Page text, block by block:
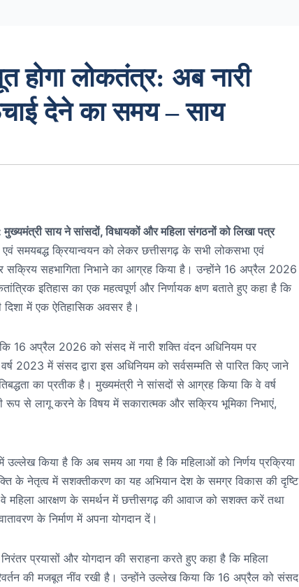
होगा लोकतंत्र: अब नारी
देने का समय – साय
साय ने सांसदों, विधायकों और महिला संगठनों को लिखा पत्र
एवं समयबद्ध क्रियान्वयन को लेकर छत्तीसगढ़ के सभी लोकसभा एवं
सक्रिय सहभागिता निभाने का आग्रह किया है। उन्होंने 16 अप्रैल 2026
इतिहास का एक महत्वपूर्ण और निर्णायक क्षण बताते हुए कहा है कि
में एक ऐतिहासिक अवसर है।
16 अप्रैल 2026 को संसद में नारी शक्ति वंदन अधिनियम पर
2023 में संसद द्वारा इस अधिनियम को सर्वसम्मति से पारित किए जाने
का प्रतीक है। मुख्यमंत्री ने सांसदों से आग्रह किया कि वे वर्ष
रूप से लागू करने के विषय में सकारात्मक और सक्रिय भूमिका निभाएं,
उल्लेख किया है कि अब समय आ गया है कि महिलाओं को निर्णय प्रक्रिया
के नेतृत्व में सशक्तीकरण का यह अभियान देश के समग्र विकास की दृष्टि
महिला आरक्षण के समर्थन में छत्तीसगढ़ की आवाज को सशक्त करें तथा
के निर्माण में अपना योगदान दें।
प्रयासों और योगदान की सराहना करते हुए कहा है कि महिला
की मजबूत नींव रखी है। उन्होंने उल्लेख किया कि 16 अप्रैल को संसद